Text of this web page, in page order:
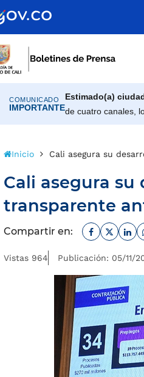
COMUNICADO
IMPORTANTE
Estimado(a)
de cuatro canales,
Inicio Cali asegura su
Cali asegura
transparente
Compartir en: Facebook
Vistas 964 Publicación: 05/11/